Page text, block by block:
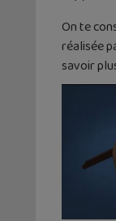
On te
réalisée
savoir